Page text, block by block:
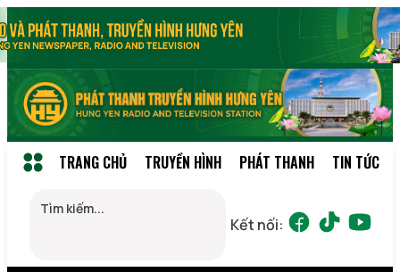
TRANG CHỦ TRUYỀN HÌNH PHÁT THANH TIN TỨC
Kết nối: